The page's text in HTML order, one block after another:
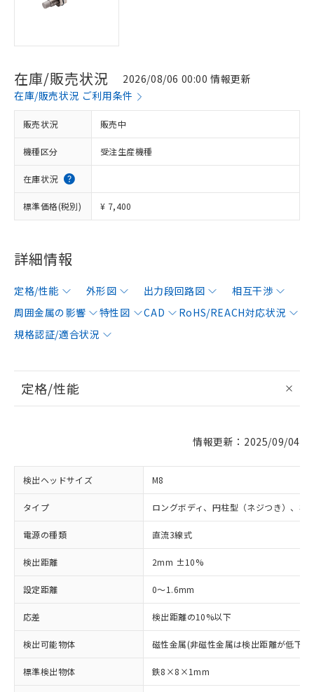
在庫/販売状況
2026/08/06 00:00 情報更新
在庫/販売状況 ご利用条件
販売状況 販売中
機種区分 受注生産機種
在庫状況
標準価格(税別) ¥ 7,400
詳細情報
定格/性能 外形図 出力段回路図
相互干渉
周囲金属の影響
特性図 CAD
RoHS/REACH対応状況
規格認証/適合状況
定格/性能
情報更新：2025/09/04
検出ヘッドサイズ M8
タイプ ロングボディ、円柱型（ネジつき）、非
電源の種類 直流3線式
検出距離 2mm ±10%
設定距離 0～1.6mm
応差 検出距離の10%以下
検出可能物体 磁性金属(非磁性金属は検出距離が低下し
標準検出物体 鉄8×8×1mm